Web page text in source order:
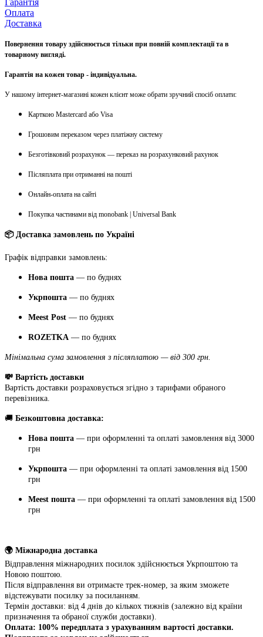
Оплата
Доставка
Повернення товару здійснюється тільки при повній комплектації та в
товарному вигляді.
Гарантія на кожен товар - індивідуальна.
У нашому інтернет-магазині кожен клієнт може обрати зручний спосіб оплати:
Карткою Mastercard або Visa
Грошовим переказом через платіжну систему
Безготівковий розрахунок — переказ на розрахунковий рахунок
Післяплата при отриманні на пошті
Онлайн-оплата на сайті
Покупка частинами від monobank | Universal Bank
📦 Доставка замовлень по Україні
Графік відправки замовлень:
Нова пошта — по буднях
Укрпошта — по буднях
Meest Post — по буднях
ROZETKA — по буднях
Мінімальна сума замовлення з післяплатою — від 300 грн.
💸 Вартість доставки
Вартість доставки розраховується згідно з тарифами обраного
перевізника.
🚚 Безкоштовна доставка:
Нова пошта — при оформленні та оплаті замовлення від 3000
грн
Укрпошта — при оформленні та оплаті замовлення від 1500
грн
Meest пошта — при оформленні та оплаті замовлення від 1500
грн
🌍 Міжнародна доставка
Відправлення міжнародних посилок здійснюється Укрпоштою та
Новою поштою.
Після відправлення ви отримаєте трек-номер, за яким зможете
відстежувати посилку за посиланням.
Термін доставки: від 4 днів до кількох тижнів (залежно від країни
призначення та обраної служби доставки).
Оплата: 100% передплата з урахуванням вартості доставки.